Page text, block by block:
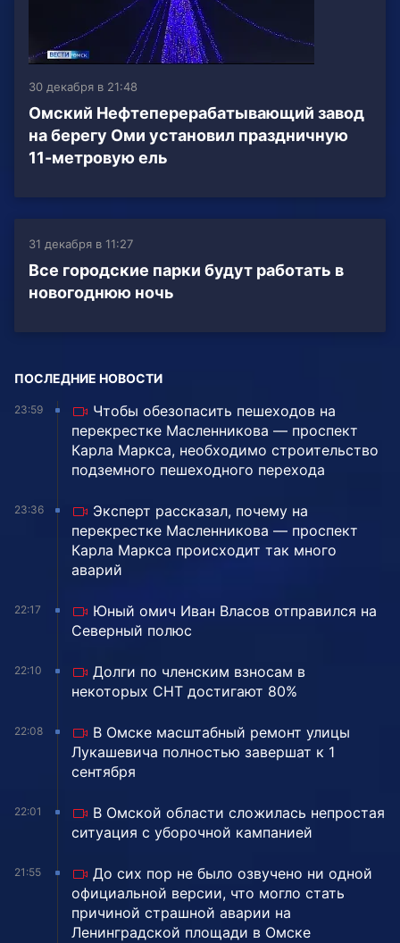
30 декабря в 21:48
Омский Нефтеперерабатывающий завод
на берегу Оми установил праздничную
11-метровую ель
31 декабря в 11:27
Все городские парки будут работать в
новогоднюю ночь
ПОСЛЕДНИЕ НОВОСТИ
23:59
Чтобы обезопасить пешеходов на
перекрестке Масленникова — проспект
Карла Маркса, необходимо строительство
подземного пешеходного перехода
23:36
Эксперт рассказал, почему на
перекрестке Масленникова — проспект
Карла Маркса происходит так много
аварий
22:17
Юный омич Иван Власов отправился на
Северный полюс
22:10
Долги по членским взносам в
некоторых СНТ достигают 80%
22:08
В Омске масштабный ремонт улицы
Лукашевича полностью завершат к 1
сентября
22:01
В Омской области сложилась непростая
ситуация с уборочной кампанией
21:55
До сих пор не было озвучено ни одной
официальной версии, что могло стать
причиной страшной аварии на
Ленинградской площади в Омске